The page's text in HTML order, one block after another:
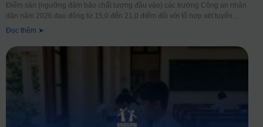
Điểm sàn (ngưỡng đảm bảo chất lượng đầu vào) các trường Công an nhân
dân năm 2026 dao động từ 15,0 đến 21,0 điểm đối với tổ hợp xét tuyển
Đọc thêm ➤